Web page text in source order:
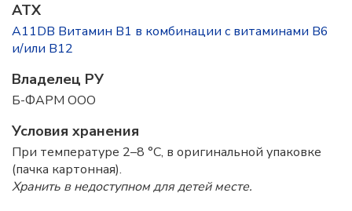
ATX
A11DB Витамин B1 в комбинации с витаминами B6
и/или B12
Владелец РУ
Б-ФАРМ ООО
Условия хранения
При температуре 2–8 °C, в оригинальной упаковке
(пачка картонная).
Хранить в недоступном для детей месте.